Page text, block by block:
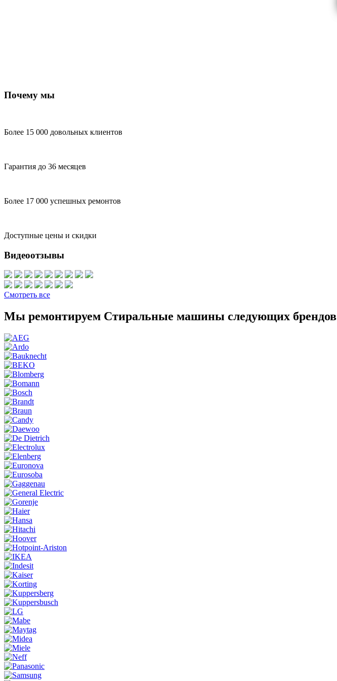
Почему мы
Более 15 000 довольных клиентов
Гарантия до 36 месяцев
Более 17 000 успешных ремонтов
Доступные цены и скидки
Видеоотзывы
Смотреть все
Мы ремонтируем Стиральные машины следующих брендов